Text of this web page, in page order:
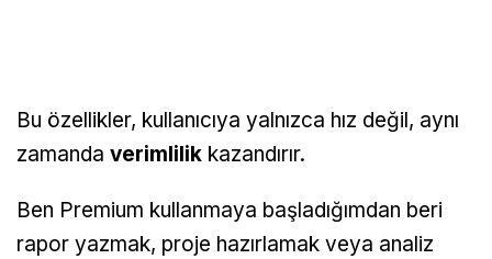
Bu özellikler, kullanıcıya yalnızca hız değil, aynı
zamanda verimlilik kazandırır.
Ben Premium kullanmaya başladığımdan beri
rapor yazmak, proje hazırlamak veya analiz